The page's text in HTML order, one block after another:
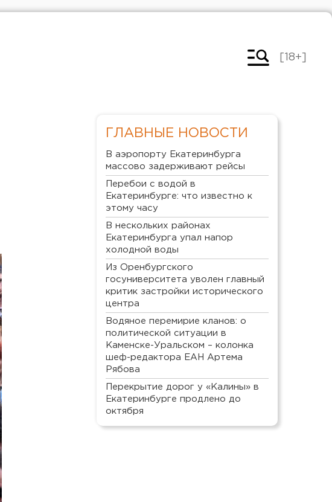
[18+]
ГЛАВНЫЕ НОВОСТИ
В аэропорту Екатеринбурга
массово задерживают рейсы
Перебои с водой в
Екатеринбурге: что известно к
этому часу
В нескольких районах
Екатеринбурга упал напор
холодной воды
Из Оренбургского
госуниверситета уволен главный
критик застройки исторического
центра
Водяное перемирие кланов: о
политической ситуации в
Каменске-Уральском – колонка
шеф-редактора ЕАН Артема
Рябова
Перекрытие дорог у «Калины» в
Екатеринбурге продлено до
октября